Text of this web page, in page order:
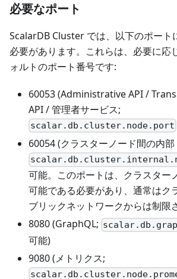
必要なポート
ScalarDB Cluster では、以下のポート
必要があります。これらは、必要に応
ォルトのポート番号です:
60053 (Administrative API /
API / 管理者サービス;
scalar.db.cluster.node.port
60054 (クラスターノード間の内部
可能。このポートは、クラスター
可能である必要があり、通常はク
ブリックネットワークからは制限
8080 (GraphQL;
可能)
9080 (メトリクス;